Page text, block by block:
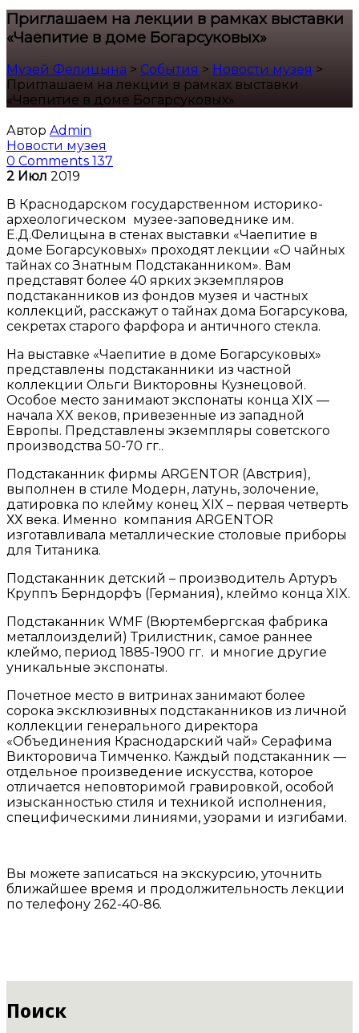
Приглашаем на лекции в рамках выставки
«Чаепитие в доме Богарсуковых»
Музей Фелицына > События > Новости музея >
Приглашаем на лекции в рамках выставки
«Чаепитие в доме Богарсуковых»
Автор Admin
Новости музея
0 Comments 137
2 Июл 2019
В Краснодарском государственном историко-
археологическом музее-заповеднике им.
Е.Д.Фелицына в стенах выставки «Чаепитие в
доме Богарсуковых» проходят лекции «О чайных
тайнах со Знатным Подстаканником». Вам
представят более 40 ярких экземпляров
подстаканников из фондов музея и частных
коллекций, расскажут о тайнах дома Богарсукова,
секретах старого фарфора и античного стекла.
На выставке «Чаепитие в доме Богарсуковых»
представлены подстаканники из частной
коллекции Ольги Викторовны Кузнецовой.
Особое место занимают экспонаты конца XIX —
начала XX веков, привезенные из западной
Европы. Представлены экземпляры советского
производства 50-70 гг..
Подстаканник фирмы ARGENTOR (Австрия),
выполнен в стиле Модерн, латунь, золочение,
датировка по клейму конец XIX – первая четверть
ХХ века. Именно компания ARGENTOR
изготавливала металлические столовые приборы
для Титаника.
Подстаканник детский – производитель Артуръ
Круппъ Берндорфъ (Германия), клеймо конца XIX.
Подстаканник WMF (Вюртембергская фабрика
металлоизделий) Трилистник, самое раннее
клеймо, период 1885-1900 гг. и многие другие
уникальные экспонаты.
Почетное место в витринах занимают более
сорока эксклюзивных подстаканников из личной
коллекции генерального директора
«Объединения Краснодарский чай» Серафима
Викторовича Тимченко. Каждый подстаканник —
отдельное произведение искусства, которое
отличается неповторимой гравировкой, особой
изысканностью стиля и техникой исполнения,
специфическими линиями, узорами и изгибами.
Вы можете записаться на экскурсию, уточнить
ближайшее время и продолжительность лекции
по телефону 262-40-86.
Поиск